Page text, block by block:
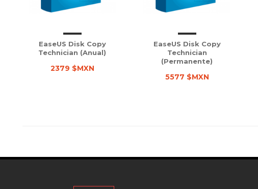
EaseUS Disk Copy
Technician (Anual)
2379 $MXN
EaseUS Disk Copy
Technician
(Permanente)
5577 $MXN